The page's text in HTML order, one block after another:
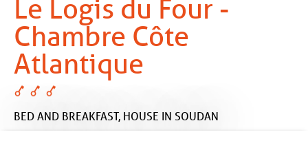
Le Logis du Four -
Chambre Côte
Atlantique
BED AND BREAKFAST, HOUSE IN SOUDAN